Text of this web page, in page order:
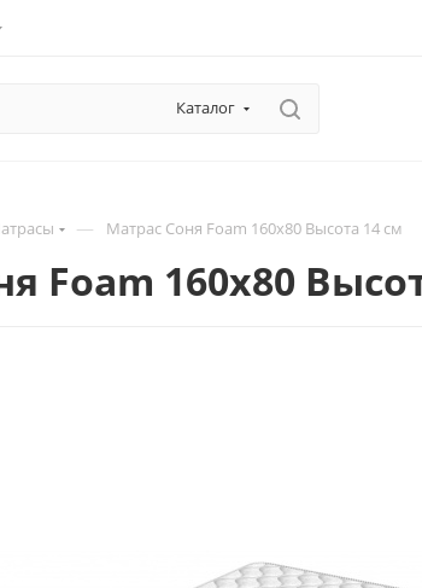
Каталог
— Матрас Соня Foam 160х80 Высота 14 см
Foam 160х80